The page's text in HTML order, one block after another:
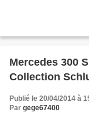
Mercedes 300
Collection
Publié le 20/04/2014 à
Par gege67400